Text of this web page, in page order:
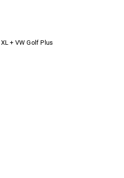
+ VW Golf Plus